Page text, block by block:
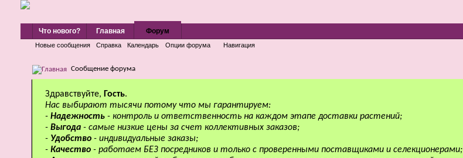
Что нового? Главная Форум
Новые сообщения Справка Календарь Опции форума Навигация
Сообщение форума
Здравствуйте, Гость.
Нас выбирают тысячи потому что мы гарантируем:
- Надежность - контроль и ответственность на каждом этапе доставки растений;
- Выгода - самые низкие цены за счет коллективных заказов;
- Удобство - индивидуальные заказы;
- Качество - работаем БЕЗ посредников и только с проверенными поставщиками и селекционерами;